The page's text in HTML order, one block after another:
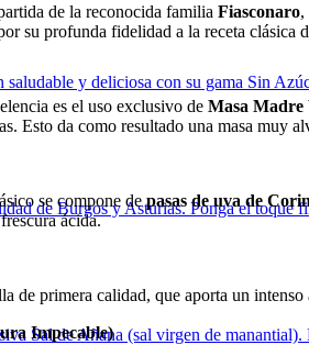
y deliciosa con su gama Sin
de Burgos y Asturias. Ponga el toque
Sal de Añana (sal virgen de
de la reconocida familia Fiasconaro,
su profunda fidelidad a la receta
es el uso exclusivo de Masa Madre
Esto da como resultado una masa muy
se compone depasas de uva de
ácida.
de primera calidad, que aporta un
Impecable)